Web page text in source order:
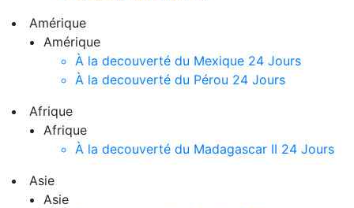
Amérique
Amérique
À la decouverté du Mexique 24 Jours
À la decouverté du Pérou 24 Jours
Afrique
Afrique
À la decouverté du Madagascar II 24 Jours
Asie
Asie